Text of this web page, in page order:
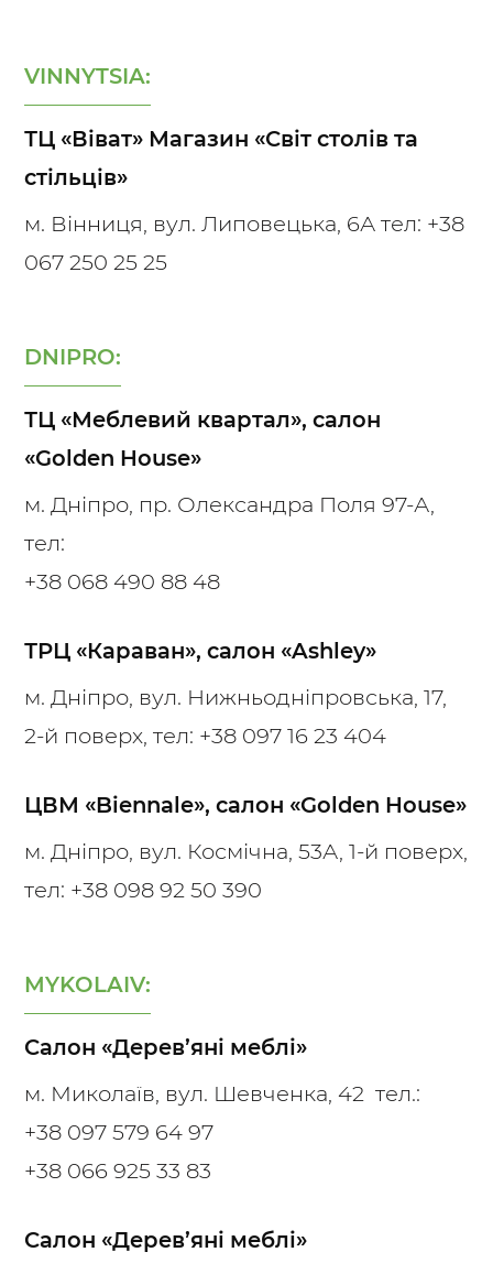
VINNYTSIA:
ТЦ «Віват» Магазин «Світ столів та
стільців»
м. Вінниця, вул. Липовецька, 6А тел: +38
067 250 25 25
DNIPRO:
ТЦ «Меблевий квартал», салон
«Golden House»
м. Дніпро, пр. Олександра Поля 97-А,
тел:
+38 068 490 88 48
ТРЦ «Караван», салон «Ashley»
м. Дніпро, вул. Нижньодніпровська, 17,
2-й поверх, тел: +38 097 16 23 404
ЦВМ «Biennale», салон «Golden House»
м. Дніпро, вул. Космічна, 53А, 1-й поверх,
тел: +38 098 92 50 390
MYKOLAIV:
Салон «Дерев’яні меблі»
м. Миколаїв, вул. Шевченка, 42 тел.:
+38 097 579 64 97
+38 066 925 33 83
Салон «Дерев’яні меблі»